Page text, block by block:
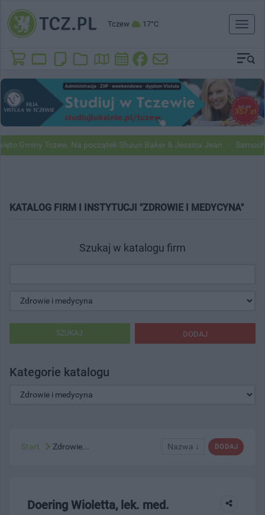
Tczew 17°C
Toggle
Gminy Tczew. Na początek Shaun Baker & Jessica Jean
KATALOG FIRM I INSTYTUCJI "ZDROWIE I MEDYCYNA"
Szukaj w katalogu firm
DODAJ
SZUKAJ
Kategorie katalogu
DODAJ
Nazwa ↓
Start Zdrowie...
Doering Wioletta, lek. med.